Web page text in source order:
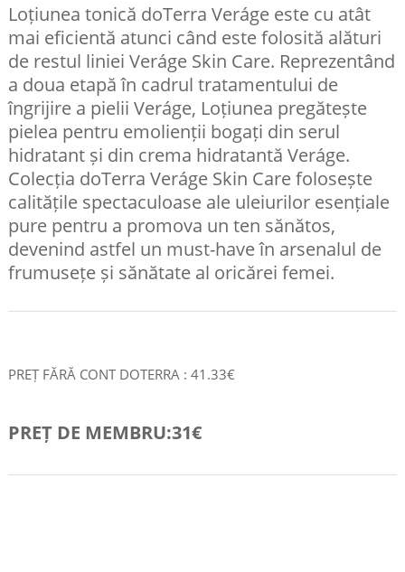
Loțiunea tonică doTerra Veráge este cu atât
mai eficientă atunci când este folosită alături
de restul liniei Veráge Skin Care. Reprezentând
a doua etapă în cadrul tratamentului de
îngrijire a pielii Veráge, Loțiunea pregătește
pielea pentru emolienții bogați din serul
hidratant și din crema hidratantă Veráge.
Colecția doTerra Veráge Skin Care folosește
calitățile spectaculoase ale uleiurilor esențiale
pure pentru a promova un ten sănătos,
devenind astfel un must-have în arsenalul de
frumusețe și sănătate al oricărei femei.
PREȚ FĂRĂ CONT DOTERRA : 41.33€
PREȚ DE MEMBRU:31€